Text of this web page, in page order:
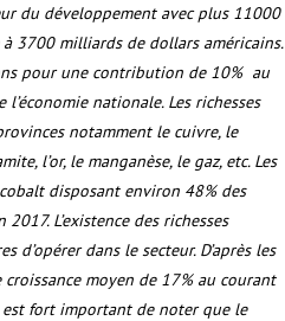
du développement avec plus 11000
3700 milliards de dollars américains.
pour une contribution de 10% au
nationale. Les richesses
notamment le cuivre, le
l’or, le manganèse, le gaz, etc. Les
disposant environ 48% des
L’existence des richesses
d’opérer dans le secteur. D’après les
moyen de 17% au courant
est fort important de noter que le